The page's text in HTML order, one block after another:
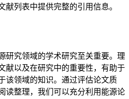
献列表中提供完整的引用信息。
研究领域的学术研究至关重要。理
献以及在研究中的重要性，有助于
该领域的知识。通过评估论文质
读整理，我们可以充分利用能源论